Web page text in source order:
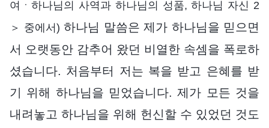
여ㆍ하나님의 사역과 하나님의 성품, 하나님 자신 2
＞ 중에서) 하나님 말씀은 제가 하나님을 믿으면
서 오랫동안 감추어 왔던 비열한 속셈을 폭로하
셨습니다. 처음부터 저는 복을 받고 은혜를 받
기 위해 하나님을 믿었습니다. 제가 모든 것을
내려놓고 하나님을 위해 헌신할 수 있었던 것도